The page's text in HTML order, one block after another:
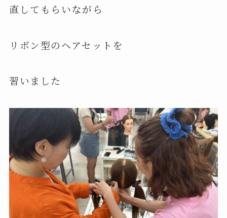
直してもらいながら
リボン型のヘアセットを
習いました